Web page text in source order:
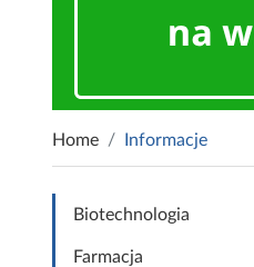
Home Informacje
Biotechnologia
Farmacja